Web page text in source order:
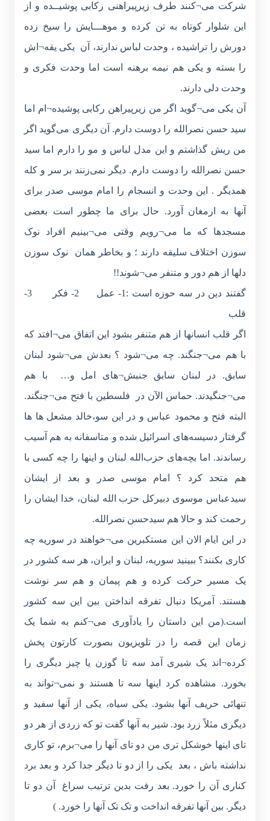
شرکت می¬کنند طرف زیرپیراهنی رکابی پوشیــده و از
این شلوار کوتاه به تن کرده و موهـــایش را سیخ زده
دورش را تراشیده ، وحدت لباس ندارند، آن یکی یقه¬اش
را بسته و یکی هم نیمه برهنه است اما وحدت فکری و
وحدت دلی دارند.
آن یکی می¬گوید اگر من زیرپیراهن رکابی پوشیده¬ام اما
سید حسن نصرالله را دوست دارم. آن دیگری می‌گوید اگر
من ریش گذاشتم و این مدل لباس و مو را دارم اما سید
حسن نصرالله را دوست دارم. دیگر نمی‌زنند بر سر و کله
همدیگر . این وحدت و انسجام را امام موسی صدر برای
آنها به ارمغان آورد. حال برای ما چطور است بعضی
مسجدها که ما می¬رویم وقتی می¬بینیم افراد نوک
سوزن اختلاف سلیقه دارند ؛ و بخاطر همان نوک سوزن
دلها از هم دور و متنفر می¬شوند!!
گفتند دین در سه حوزه است :1- عمل 2- فکر 3-
قلب
اگر قلب انسانها از هم متنفر بشود این اتفاق می¬افتد که
با هم می¬جنگند. چه می¬شود ؟ بعدش می¬شود لبنان
سابق. در لبنان سابق جنبش¬های امل و… با هم
می¬جنگیدند. حماس الآن در فلسطین با فتح می¬جنگند.
البته فتح و محمود عباس و در این سو،خالد مشعل ها ها
گرفتار دسیسه‌های اسرائیل شده و متاسفانه به هم آسیب
رساندند. اما بچه‌های حزب‌الله لبنان و اینها را چه کسی با
هم متحد کرد ؟ امام موسی صدر و بعد از ایشان
سیدعباس موسوی دبیرکل حزب الله لبنان، خدا ایشان را
رحمت کند و حالا هم سیدحسن نصرالله.
در این ایام الان این مستکبرین می¬خواهند در سوریه چه
کاری بکنند؟ ببینید سوریه، لبنان و ایران، هر سه کشور در
یک مسیر حرکت کرده و هم پیمان و هم سر نوشت
هستند. آمریکا دنبال تفرقه انداختن بین این سه کشور
است.(من این داستان را یادآوری می¬کنم به شما یک
زمان این قصه را در تلویزیون بصورت کارتون پخش
کرده¬اند یک شیری آمد سه تا گوزن یا چیز دیگری را
بخورد. مشاهده کرد اینها سه تا هستند و نمی¬تواند به
تنهائی حریف آنها بشود. یکی سیاه، یکی از آنها سفید و
دیگری مثلاً زرد بود. شیر به آنها گفت تو که زردی از هر دو
تای اینها خوشکل تری من دو تای آنها را می¬برم، تو کاری
نداشته باش ، بعد یکی را از دو تا دیگر جدا کرد و بعد برد
کناری آن را خورد. بعد رفت بدین ترتیب سراغ آن دو تا
دیگر. بین آنها تفرقه انداخت و تک تک آنها را خورد. )